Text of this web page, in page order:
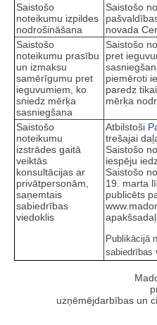
Saistošo
noteikumu izpildes
nodrošināšana
Saistošo
novada
Saistošo
noteikumu prasību
un izmaksu
samērīgumu pret
ieguvumiem, ko
sniedz mērķa
sasniegšana
Saistošo
pret
piemēroti
paredz
mērķa
Saistošo
noteikumu
izstrādes gaitā
veiktās
konsultācijas ar
privātpersonām,
saņemtais
sabiedrības
viedoklis
Atbilstoši
trešajai
Saistošo
iespēju
Saistošo
19. marta
publicēts
Publikācijā
sabiedrības
uzņēmējdarbības un